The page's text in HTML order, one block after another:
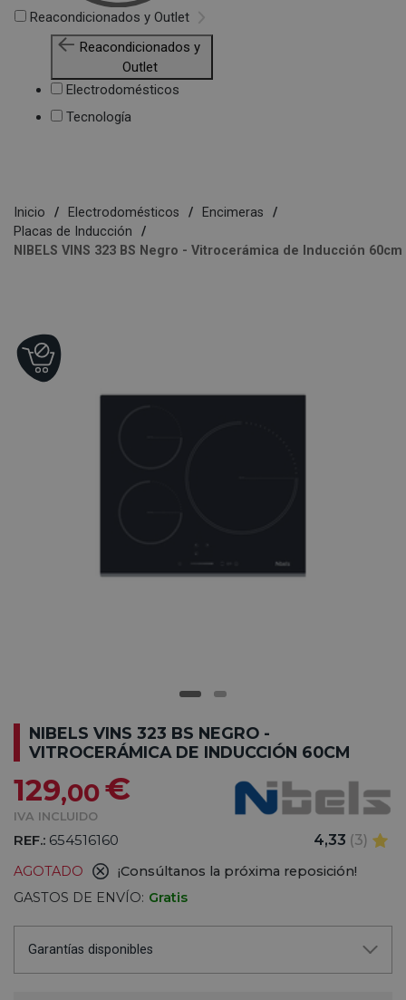
Reacondicionados y Outlet
Reacondicionados y
Outlet
Electrodomésticos
Tecnología
Inicio Electrodomésticos
Encimeras
Placas de Inducción
NIBELS VINS 323 BS Negro - Vitrocerámica de Inducción 60cm
NIBELS VINS 323 BS NEGRO -
VITROCERÁMICA DE INDUCCIÓN 60CM
129,00€
IVA INCLUIDO
REF.: 654516160 4,33 (3)
AGOTADO
¡Consúltanos la próxima reposición!
GASTOS DE ENVÍO: Gratis
Garantías disponibles